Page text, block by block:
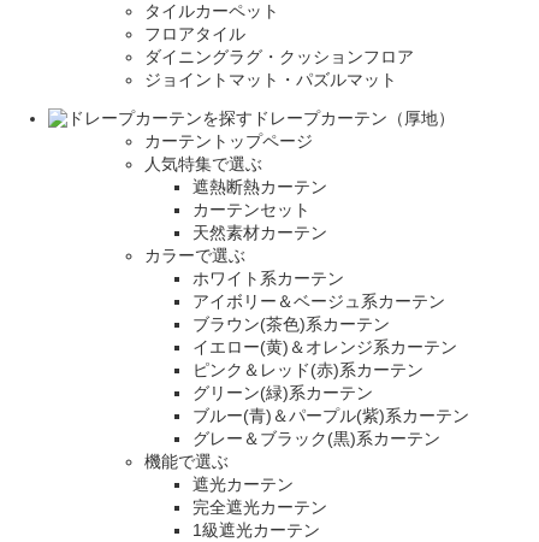
タイルカーペット
フロアタイル
ダイニングラグ・クッションフロア
ジョイントマット・パズルマット
ドレープカーテン（厚地）
カーテントップページ
人気特集で選ぶ
遮熱断熱カーテン
カーテンセット
天然素材カーテン
カラーで選ぶ
ホワイト系カーテン
アイボリー＆ベージュ系カーテン
ブラウン(茶色)系カーテン
イエロー(黄)＆オレンジ系カーテン
ピンク＆レッド(赤)系カーテン
グリーン(緑)系カーテン
ブルー(青)＆パープル(紫)系カーテン
グレー＆ブラック(黒)系カーテン
機能で選ぶ
遮光カーテン
完全遮光カーテン
1級遮光カーテン